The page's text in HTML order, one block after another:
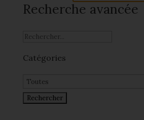
Recherche avancée
Catégories